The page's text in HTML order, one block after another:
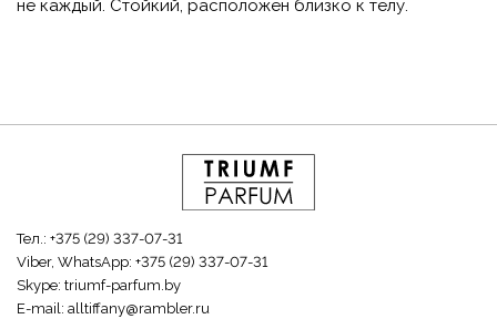
не каждый. Стойкий, расположен близко к телу.
Тел.: +375 (29) 337-07-31
Viber, WhatsApp: +375 (29) 337-07-31
Skype: triumf-parfum.by
E-mail: alltiffany@rambler.ru